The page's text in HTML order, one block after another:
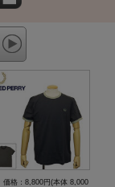
価格：8,800円(本体 8,000